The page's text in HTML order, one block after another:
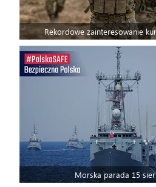
Rekordowe zainteresowanie
Morska parada 15